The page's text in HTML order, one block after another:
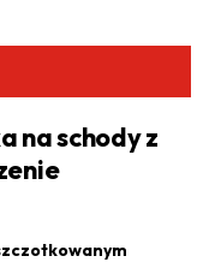
na schody z